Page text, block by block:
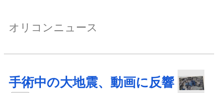
オリコンニュース
手術中の大地震、動画に反響